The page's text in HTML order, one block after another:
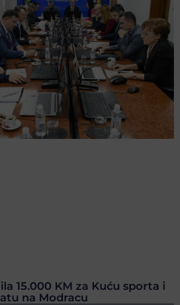
15.000 KM za Kuću sporta i
na Modracu